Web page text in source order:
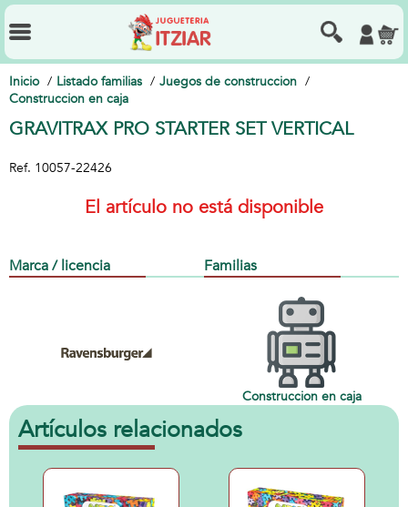
Inicio Listado familias
Juegos de construccion
Construccion en caja
GRAVITRAX PRO STARTER SET VERTICAL
Ref. 10057-22426
El artículo no está disponible
Marca / licencia Familias
Construccion en caja
Artículos relacionados